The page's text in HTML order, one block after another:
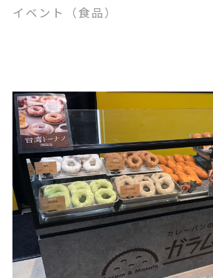
イベント（食品）